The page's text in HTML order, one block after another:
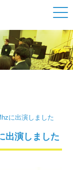
に出演しました
出演しました